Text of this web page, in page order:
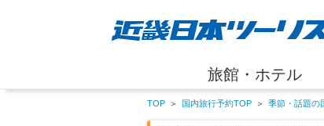
旅館・ホテル
TOP ＞ 国内旅行予約TOP ＞ 季節・話題の